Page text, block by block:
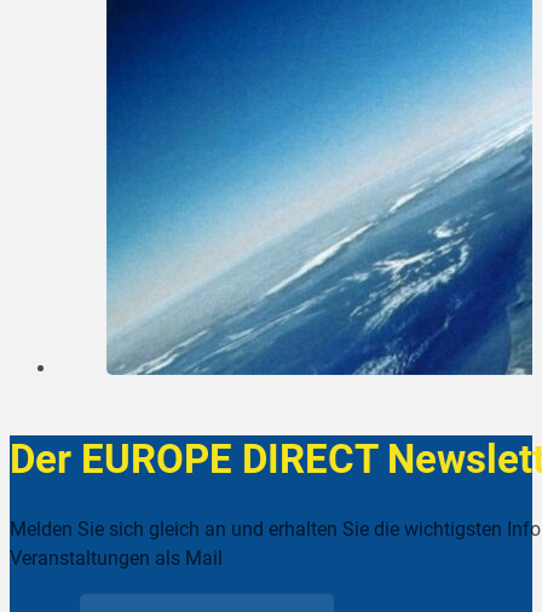
Der EUROPE DIRECT
Melden Sie sich gleich an und erhalten Sie die wichtigsten
Veranstaltungen als Mail